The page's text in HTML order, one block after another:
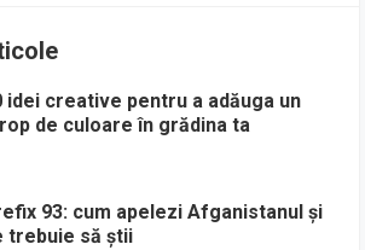
idei creative pentru a adăuga un
de culoare în grădina ta
93: cum apelezi Afganistanul și
trebuie să știi